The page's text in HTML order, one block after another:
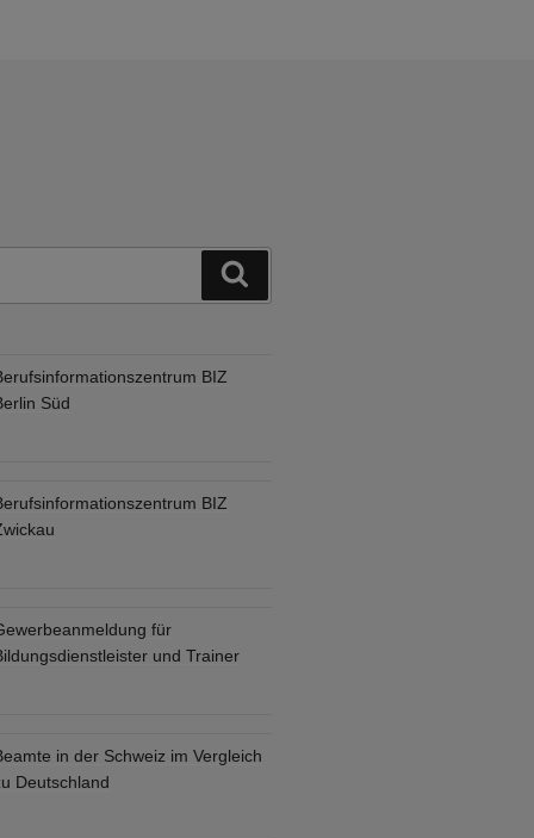
BIZ
Süd
BIZ
für
und Trainer
in der Schweiz im Vergleich
Deutschland